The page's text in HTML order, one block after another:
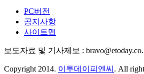
PC버전
공지사항
사이트맵
보도자료 및 기사제보 :
Copyright 2014. 이투데이피엔씨 . All